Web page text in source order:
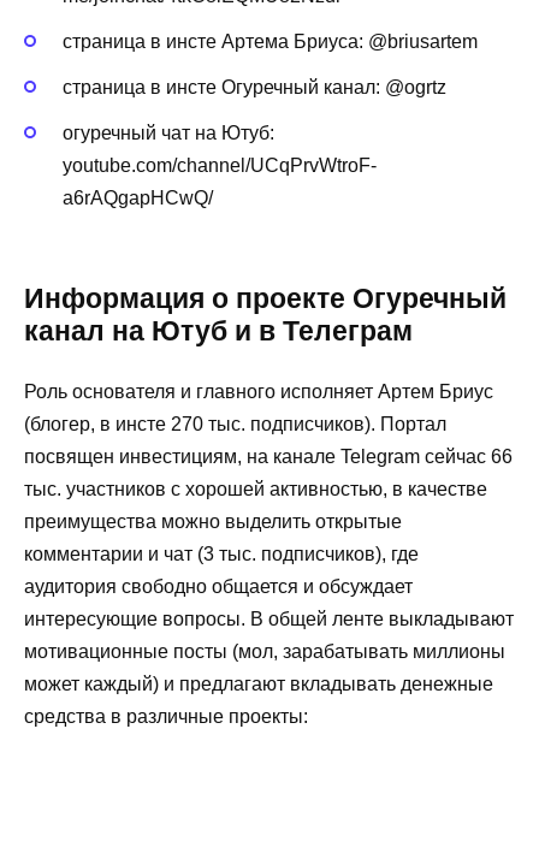
страница в инсте Артема Бриуса: @briusartem
страница в инсте Огуречный канал: @ogrtz
огуречный чат на Ютуб:
youtube.com/channel/UCqPrvWtroF-
a6rAQgapHCwQ/
Информация о проекте Огуречный
канал на Ютуб и в Телеграм
Роль основателя и главного исполняет Артем Бриус
(блогер, в инсте 270 тыс. подписчиков). Портал
посвящен инвестициям, на канале Telegram сейчас 66
тыс. участников с хорошей активностью, в качестве
преимущества можно выделить открытые
комментарии и чат (3 тыс. подписчиков), где
аудитория свободно общается и обсуждает
интересующие вопросы. В общей ленте выкладывают
мотивационные посты (мол, зарабатывать миллионы
может каждый) и предлагают вкладывать денежные
средства в различные проекты: